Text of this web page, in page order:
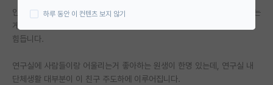
연구실(PI) 홍보 게시판
임용 정보 게시판
인연이라는게 어떻게 다시 닿을지 모르니, 가능하면 두루두루 친하게 지내는
게 좋다는건 알고있기는 한데... 도저히 어울리기 힘든 사람들이 있어서 참
힘듭니다.
연구실에 사람들이랑 어울리는거 좋아하는 원생이 한명 있는데, 연구실 내
단체생활 대부분이 이 친구 주도하에 이루어집니다.
하루 동안 이 컨텐츠 보지 않기